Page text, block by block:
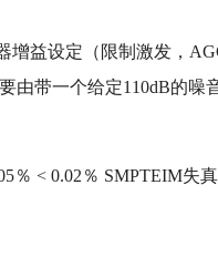
增益设定（限制激发，
由带一个给定110dB的噪
％ < 0.02％ SMPTEIM失